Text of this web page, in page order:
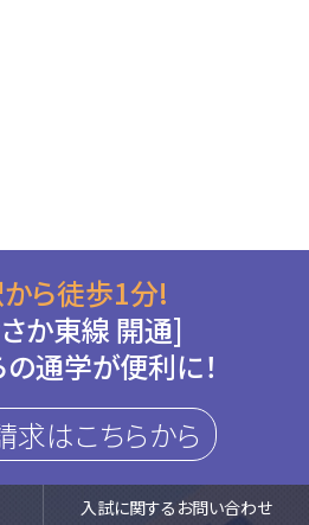
ら徒歩1分!
か東線 開通]
通学が便利に！
求はこちらから
入試に関するお問い合わせ